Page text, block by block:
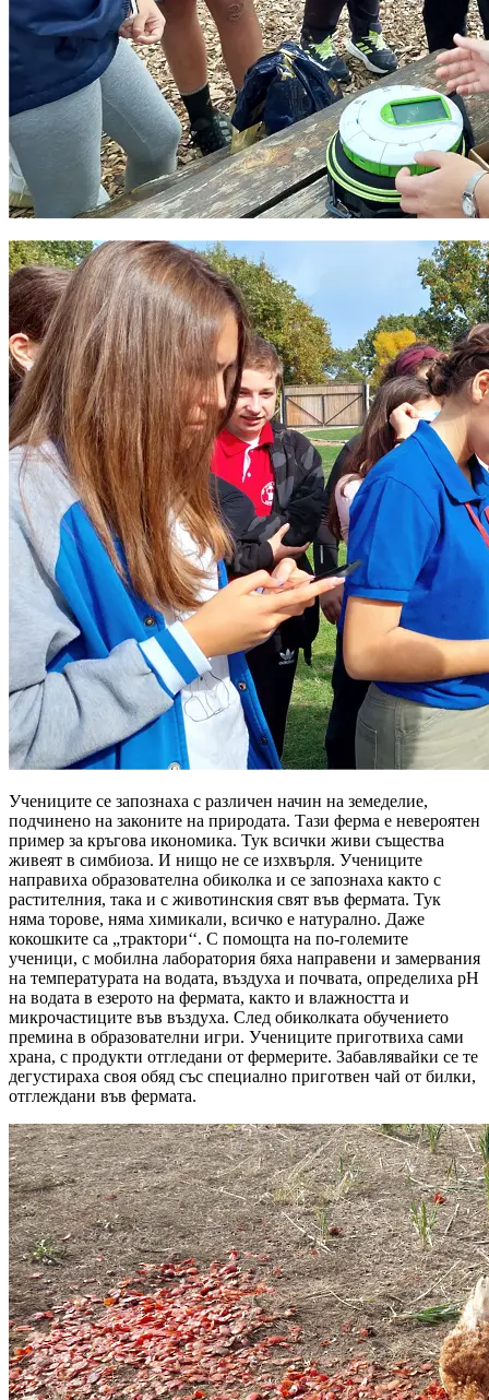
Учениците се запознаха с различен начин на земеделие,
подчинено на законите на природата. Тази ферма е невероятен
пример за кръгова икономика. Тук всички живи същества
живеят в симбиоза. И нищо не се изхвърля. Учениците
направиха образователна обиколка и се запознаха както с
растителния, така и с животинския свят във фермата. Тук
няма торове, няма химикали, всичко е натурално. Даже
кокошките са „трактори‘‘. С помощта на по-големите
ученици, с мобилна лаборатория бяха направени и замервания
на температурата на водата, въздуха и почвата, определиха pH
на водата в езерото на фермата, както и влажността и
микрочастиците във въздуха. След обиколката обучението
премина в образователни игри. Учениците приготвиха сами
храна, с продукти отгледани от фермерите. Забавлявайки се те
дегустираха своя обяд със специално приготвен чай от билки,
отглеждани във фермата.